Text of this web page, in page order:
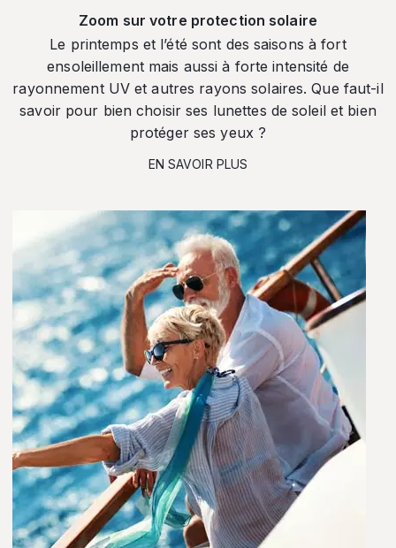
Zoom sur votre protection solaire
Le printemps et l’été sont des saisons à fort
ensoleillement mais aussi à forte intensité de
rayonnement UV et autres rayons solaires. Que faut-il
savoir pour bien choisir ses lunettes de soleil et bien
protéger ses yeux ?
EN SAVOIR PLUS